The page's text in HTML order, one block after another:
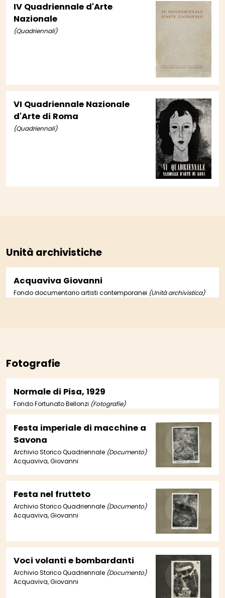
IV Quadriennale d'Arte
Nazionale
(Quadriennali)
VI Quadriennale Nazionale
d'Arte di Roma
(Quadriennali)
Unità archivistiche
Acquaviva Giovanni
Fondo documentario artisti contemporanei (Unità archivistica)
Fotografie
Normale di Pisa, 1929
Fondo Fortunato Bellonzi (Fotografie)
Festa imperiale di macchine a
Savona
Archivio Storico Quadriennale (Documento)
Acquaviva, Giovanni
Festa nel frutteto
Archivio Storico Quadriennale (Documento)
Acquaviva, Giovanni
Voci volanti e bombardanti
Archivio Storico Quadriennale (Documento)
Acquaviva, Giovanni